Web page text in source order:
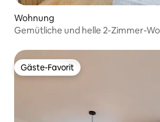
Wohnung
Gemütliche und helle 2-Zimmer-
Gäste-Favorit
Gäste-Favorit